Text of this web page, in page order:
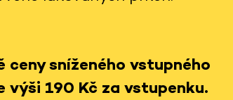
ceny sníženého vstupného
výši 190 Kč za vstupenku.